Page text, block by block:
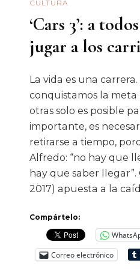
CULTURA
‘Cars 3’: a
jugar a los
La vida es una
conquistamos la meta
otras solo es posible
importante, es
retirarse a tiempo,
Alfredo: “no hay que
hay que saber llegar”.
2017) apuesta a la
Compártelo:
Correo electrónico